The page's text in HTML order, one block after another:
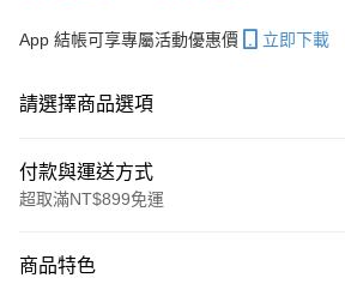
App 結帳可享專屬活動優惠價 立即下載
請選擇商品選項
付款與運送方式
超取滿NT$899免運
信用卡一次付款
商品特色